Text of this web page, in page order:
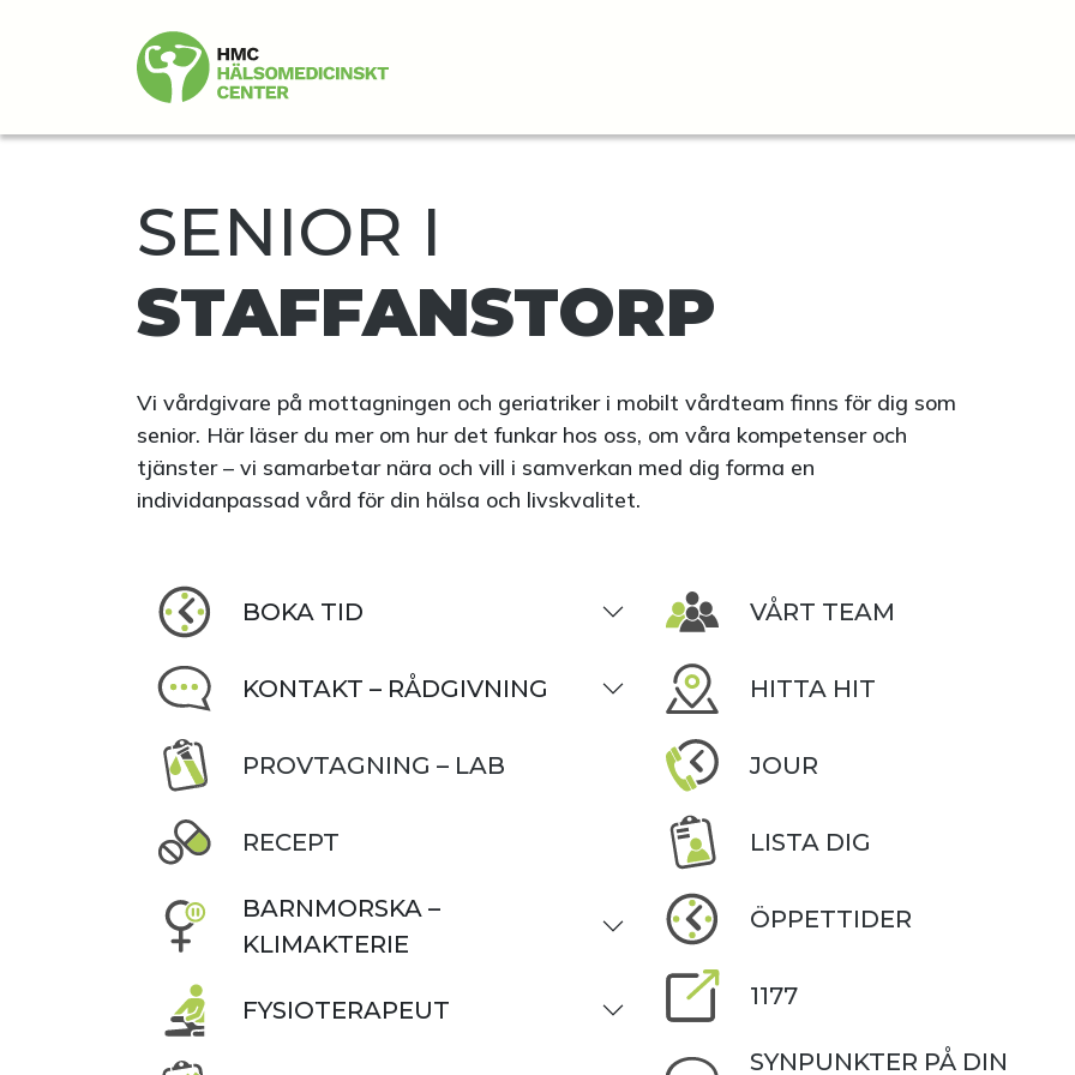
SENIOR I
STAFFANSTORP
Vi vårdgivare på mottagningen och geriatriker i mobilt vårdteam finns för dig som
senior. Här läser du mer om hur det funkar hos oss, om våra kompetenser och
tjänster – vi samarbetar nära och vill i samverkan med dig forma en
individanpassad vård för din hälsa och livskvalitet.
BOKA TID
KONTAKT – RÅDGIVNING
PROVTAGNING – LAB
RECEPT
BARNMORSKA –
KLIMAKTERIE
FYSIOTERAPEUT
VÅRT TEAM
HITTA HIT
JOUR
LISTA DIG
ÖPPETTIDER
1177
SYNPUNKTER PÅ DIN